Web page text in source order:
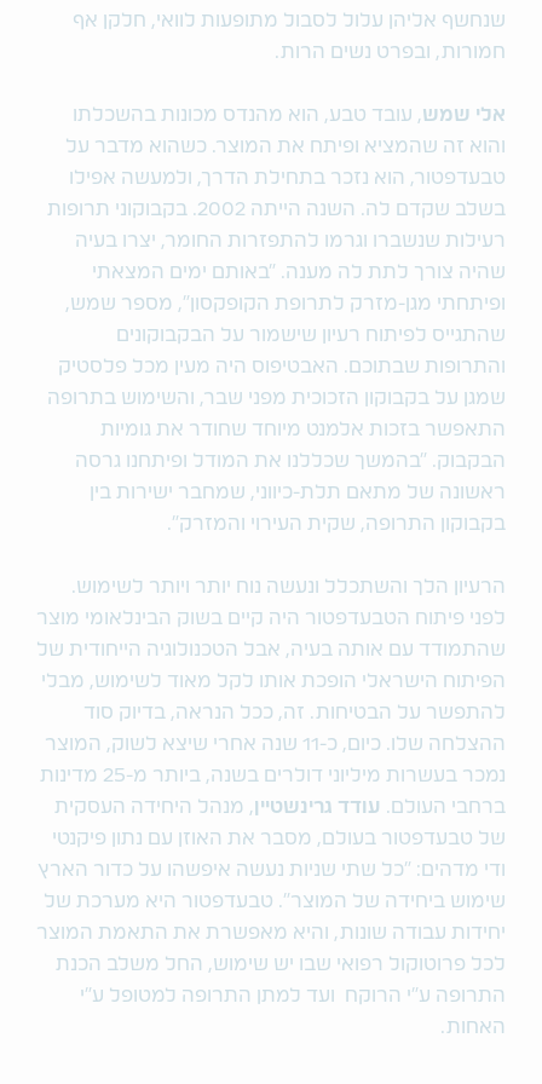
שנחשף אליהן עלול לסבול מתופעות לוואי, חלקן אף
חמורות, ובפרט נשים הרות.
אלי שמש, עובד טבע, הוא מהנדס מכונות בהשכלתו
והוא זה שהמציא ופיתח את המוצר. כשהוא מדבר על
טבעדפטור, הוא נזכר בתחילת הדרך, ולמעשה אפילו
בשלב שקדם לה. השנה הייתה 2002. בקבוקוני תרופות
רעילות שנשברו וגרמו להתפזרות החומר, יצרו בעיה
שהיה צורך לתת לה מענה. "באותם ימים המצאתי
ופיתחתי מגן-מזרק לתרופת הקופקסון", מספר שמש,
שהתגייס לפיתוח רעיון שישמור על הבקבוקונים
והתרופות שבתוכם. האבטיפוס היה מעין מכל פלסטיק
שמגן על בקבוקון הזכוכית מפני שבר, והשימוש בתרופה
התאפשר בזכות אלמנט מיוחד שחודר את גומיות
הבקבוק. "בהמשך שכללנו את המודל ופיתחנו גרסה
ראשונה של מתאם תלת-כיווני, שמחבר ישירות בין
בקבוקון התרופה, שקית העירוי והמזרק".
הרעיון הלך והשתכלל ונעשה נוח יותר ויותר לשימוש.
לפני פיתוח הטבעדפטור היה קיים בשוק הבינלאומי מוצר
שהתמודד עם אותה בעיה, אבל הטכנולוגיה הייחודית של
הפיתוח הישראלי הופכת אותו לקל מאוד לשימוש, מבלי
להתפשר על הבטיחות. זה, ככל הנראה, בדיוק סוד
ההצלחה שלו. כיום, כ-11 שנה אחרי שיצא לשוק, המוצר
נמכר בעשרות מיליוני דולרים בשנה, ביותר מ-25 מדינות
ברחבי העולם. עודד גרינשטיין, מנהל היחידה העסקית
של טבעדפטור בעולם, מסבר את האוזן עם נתון פיקנטי
ודי מדהים: "כל שתי שניות נעשה איפשהו על כדור הארץ
שימוש ביחידה של המוצר". טבעדפטור היא מערכת של
יחידות עבודה שונות, והיא מאפשרת את התאמת המוצר
לכל פרוטוקול רפואי שבו יש שימוש, החל משלב הכנת
התרופה ע"י הרוקח ועד למתן התרופה למטופל ע"י
האחות.